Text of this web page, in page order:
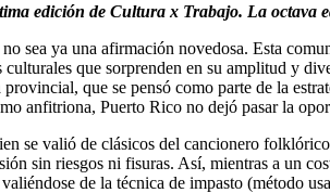
edición de Cultura x Trabajo. La octava
sea ya una afirmación novedosa. Esta
que sorprenden en su amplitud y
que se pensó como parte de la
anfitriona, Puerto Rico no dejó pasar la
se valió de clásicos del cancionero
sin riesgos ni fisuras. Así, mientras a un
de la técnica de impasto (método